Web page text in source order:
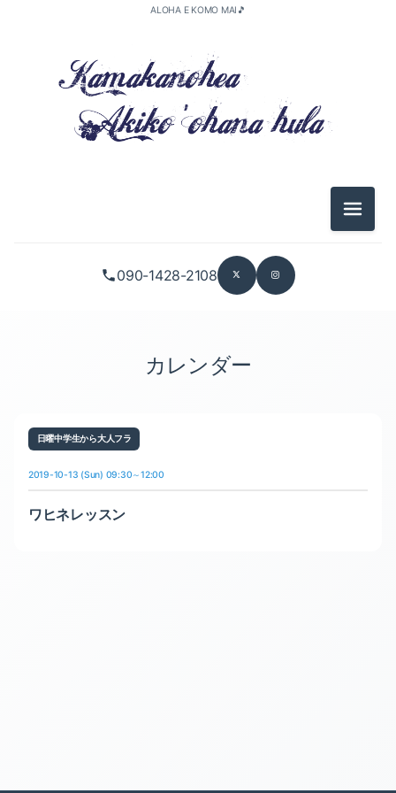
090-1428-2108
ALOHA E KOMO MAI🎵
メニュ
カレンダー
日曜中学生から大人フラ
2019-10-13 (Sun) 09:30～12:00
ワヒネレッスン